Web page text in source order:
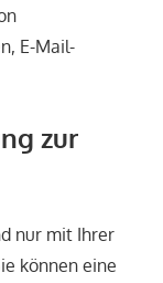
E-Mail-
zur
nur mit Ihrer
können eine